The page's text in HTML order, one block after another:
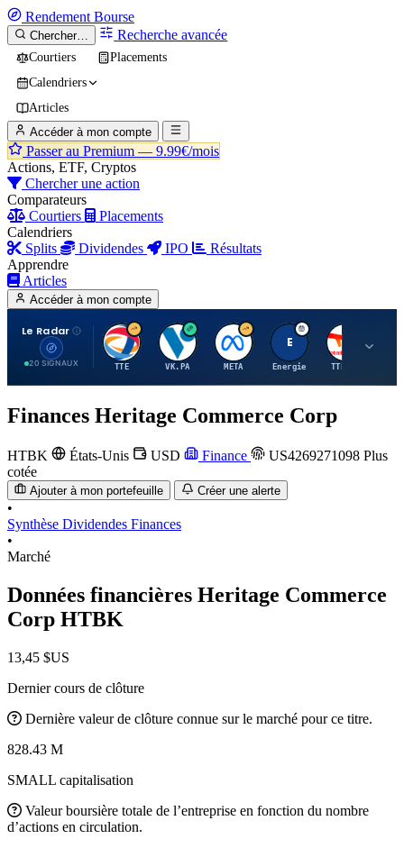
Rendement Bourse
Chercher… Recherche avancée
Courtiers
Placements
Calendriers
Articles
Accéder à mon compte
Passer au Premium — 9.99€/mois
Actions, ETF, Cryptos
Chercher une action
Comparateurs
Courtiers
Placements
Calendriers
Splits
Dividendes IPO
Résultats
Apprendre
Articles
Accéder à mon compte
Le Radar
20 SIGNAUX
T
TTE
V
VK.PA
M
META
E
Energie
T
TTE.PA
Finances Heritage Commerce Corp
HTBK États-Unis USD Finance US4269271098 Plus
cotée
Ajouter à mon portefeuille Créer une alerte
•
Synthèse Dividendes Finances
•
Marché
Données financières Heritage Commerce
Corp HTBK
13,45 $US
Dernier cours de clôture
Dernière valeur de clôture connue sur le marché pour ce titre.
828.43 M
SMALL capitalisation
Valeur boursière totale de l’entreprise en fonction du nombre
d’actions en circulation.